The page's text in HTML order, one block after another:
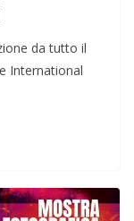
da tutto il
International